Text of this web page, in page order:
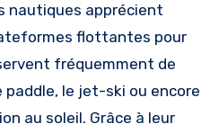
nautiques apprécient
flottantes pour
fréquemment de
paddle, le jet-ski ou encore
au soleil. Grâce à leur